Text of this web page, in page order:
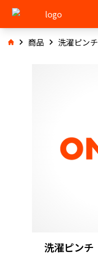
商品 洗濯ピンチ
洗濯ピンチ